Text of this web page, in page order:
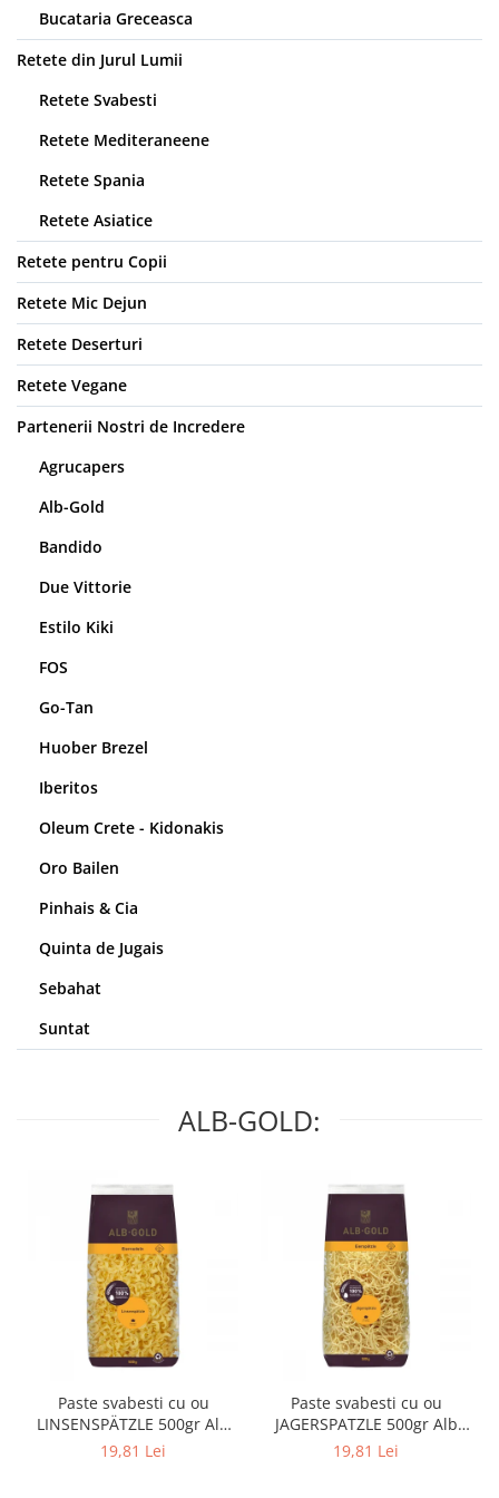
Bucataria Greceasca
Retete din Jurul Lumii
Retete Svabesti
Retete Mediteraneene
Retete Spania
Retete Asiatice
Retete pentru Copii
Retete Mic Dejun
Retete Deserturi
Retete Vegane
Partenerii Nostri de Incredere
Agrucapers
Alb-Gold
Bandido
Due Vittorie
Estilo Kiki
FOS
Go-Tan
Huober Brezel
Iberitos
Oleum Crete - Kidonakis
Oro Bailen
Pinhais & Cia
Quinta de Jugais
Sebahat
Suntat
ALB-GOLD:
Paste svabesti cu ou
LINSENSPÄTZLE 500gr Alb
Gold
19,81 Lei
Paste svabesti cu ou
JAGERSPATZLE 500gr Alb
Gold
19,81 Lei